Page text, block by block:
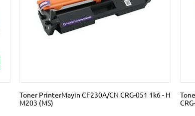
Toner PrinterMayin CF230A/CN CRG-051 1k6 - H
M203 (MS)